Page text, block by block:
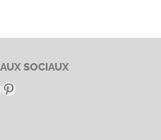
SOCIAUX
Pinterest